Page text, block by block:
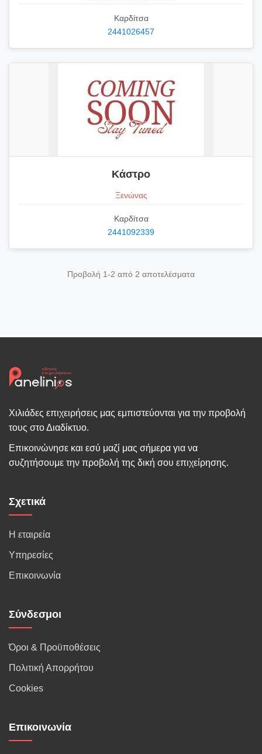
Καρδίτσα
2441026457
Κάστρο
Ξενώνας
Καρδίτσα
2441092339
Προβολή 1-2 από 2 αποτελέσματα
Χιλιάδες επιχειρήσεις μας εμπιστεύονται για την προβολή
τους στο Διαδίκτυο.
Επικοινώνησε και εσύ μαζί μας σήμερα για να
συζητήσουμε την προβολή της δική σου επιχείρησης.
Σχετικά
Η εταιρεία
Υπηρεσίες
Επικοινωνία
Σύνδεσμοι
Όροι & Προϋποθέσεις
Πολιτική Απορρήτου
Cookies
Επικοινωνία